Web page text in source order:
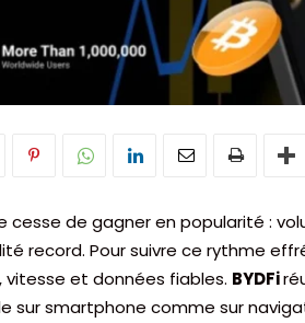
cesse de gagner en popularité :
record. Pour suivre ce rythme
vitesse et données fiables. BYDFi
sur smartphone comme sur